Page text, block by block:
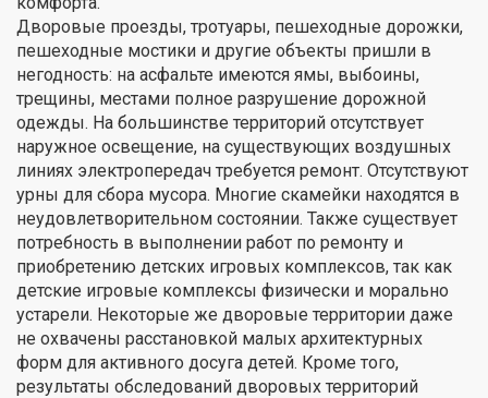
Дворовые проезды, тротуары, пешеходные дорожки,
пешеходные мостики и другие объекты пришли в
негодность: на асфальте имеются ямы, выбоины,
трещины, местами полное разрушение дорожной
одежды. На большинстве территорий отсутствует
наружное освещение, на существующих воздушных
линиях электропередач требуется ремонт. Отсутствуют
урны для сбора мусора. Многие скамейки находятся в
неудовлетворительном состоянии. Также существует
потребность в выполнении работ по ремонту и
приобретению детских игровых комплексов, так как
детские игровые комплексы физически и морально
устарели. Некоторые же дворовые территории даже
не охвачены расстановкой малых архитектурных
форм для активного досуга детей. Кроме того,
результаты обследований дворовых территорий